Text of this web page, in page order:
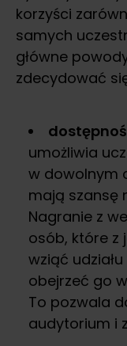
korzyści
samych
główne
zdecydować
umożliwia
w dowolnym
mają szansę
Nagranie z
osób, które z
wziąć
obejrzeć go
To pozwala
audytorium i